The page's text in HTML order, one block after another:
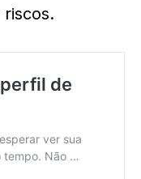
riscos.